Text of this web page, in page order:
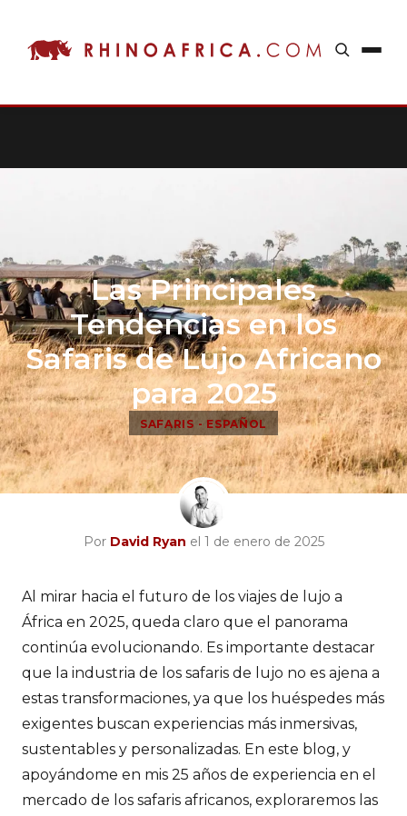
Las Principales
Tendencias en los
Safaris de Lujo Africano
para 2025
SAFARIS - ESPAÑOL
Por David Ryan el 1 de enero de 2025
Al mirar hacia el futuro de los viajes de lujo a
África en 2025, queda claro que el panorama
continúa evolucionando. Es importante destacar
que la industria de los safaris de lujo no es ajena a
estas transformaciones, ya que los huéspedes más
exigentes buscan experiencias más inmersivas,
sustentables y personalizadas. En este blog, y
apoyándome en mis 25 años de experiencia en el
mercado de los safaris africanos, exploraremos las